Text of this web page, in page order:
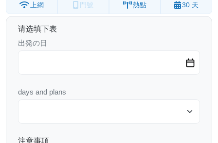
上網 門號 熱點 30 天
请选填下表
出発の日
days and plans
注意事項